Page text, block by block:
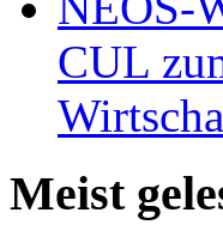
CUL
Meist